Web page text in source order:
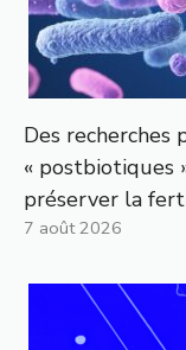
Des recherches
« postbiotiques
préserver la
7 août 2026